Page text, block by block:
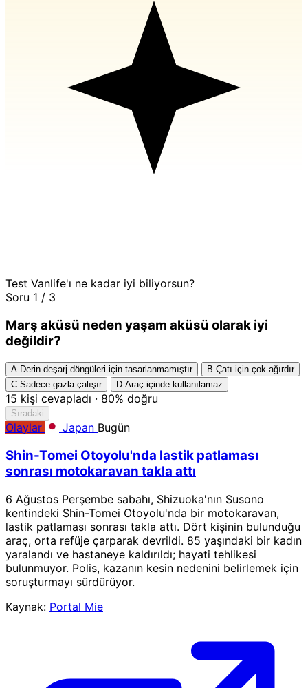
Test Vanlife'ı ne kadar iyi biliyorsun?
Soru 1 / 3
Marş aküsü neden yaşam aküsü olarak iyi
değildir?
A Derin deşarj döngüleri için tasarlanmamıştır B Çatı için çok ağırdır
C Sadece gazla çalışır D Araç içinde kullanılamaz
15 kişi cevapladı · 80% doğru
Sıradaki
Olaylar Japan Bugün
Shin-Tomei Otoyolu'nda lastik patlaması
sonrası motokaravan takla attı
6 Ağustos Perşembe sabahı, Shizuoka'nın Susono
kentindeki Shin-Tomei Otoyolu'nda bir motokaravan,
lastik patlaması sonrası takla attı. Dört kişinin bulunduğu
araç, orta refüje çarparak devrildi. 85 yaşındaki bir kadın
yaralandı ve hastaneye kaldırıldı; hayati tehlikesi
bulunmuyor. Polis, kazanın kesin nedenini belirlemek için
soruşturmayı sürdürüyor.
Kaynak: Portal Mie